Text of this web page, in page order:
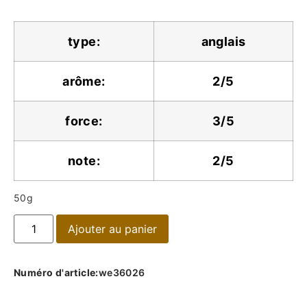
type: anglais
arôme: 2/5
force: 3/5
note: 2/5
50g
Ajouter au panier
Numéro d'article:we36026